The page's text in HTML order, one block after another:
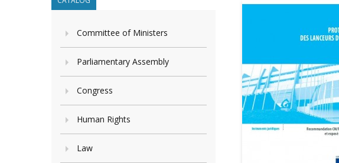
Committee of Ministers
Parliamentary Assembly
Congress
Human Rights
Law